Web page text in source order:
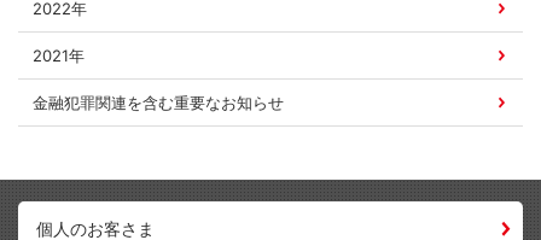
2022年
2021年
金融犯罪関連を含む重要なお知らせ
個人のお客さま